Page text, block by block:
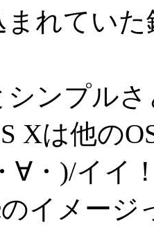
まれてい
シンプル
Xは他の
∀・)/イイ
イメージ